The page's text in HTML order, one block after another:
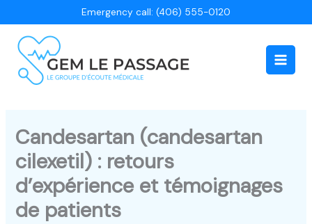
au
contenu
Emergency call: (406) 555-0120
Main
Candesartan (candesartan
cilexetil) : retours
d’expérience et témoignages
de patients